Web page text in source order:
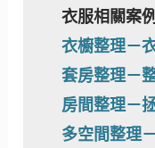
衣服相關案
衣櫥整理－
套房整理－
房間整理－
多空間整理